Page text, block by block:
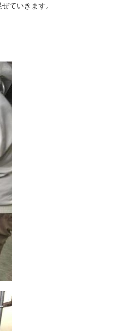
ていきます。